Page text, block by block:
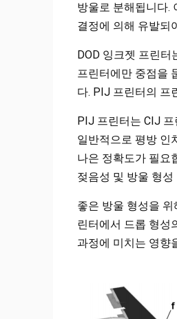
방울로 분해됩니다.
결정에 의해 유발되
DOD 잉크젯 프린
프린터에만 중점을
다. PIJ 프린터의 프
PIJ 프린터는 CIJ
일반적으로 평방 인
나은 정확도가 필요
젖음성 및 방울 형
좋은 방울 형성을
린터에서 드롭 형성
과정에 미치는 영향